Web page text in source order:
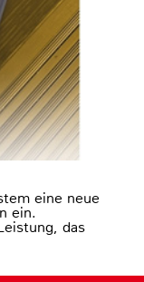
eine neue
ein.
das